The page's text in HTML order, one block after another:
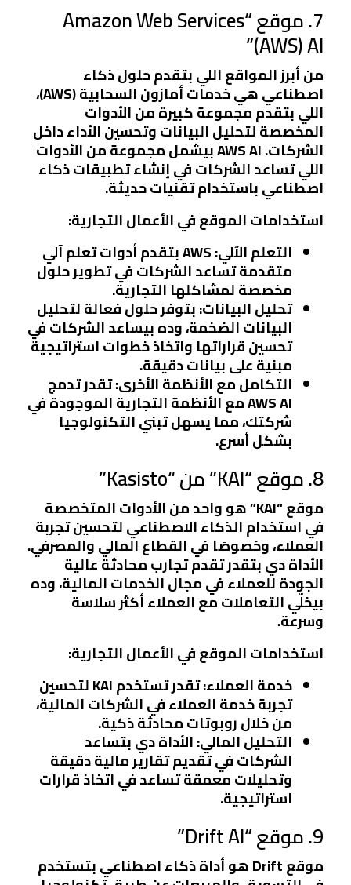
7. موقع “Amazon Web Services
(AWS) AI”
من أبرز المواقع اللي بتقدم حلول ذكاء
اصطناعي هي خدمات أمازون السحابية (AWS)،
اللي بتقدم مجموعة كبيرة من الأدوات
المخصصة لتحليل البيانات وتحسين الأداء داخل
الشركات. AWS AI بيشمل مجموعة من الأدوات
اللي تساعد الشركات في إنشاء تطبيقات ذكاء
اصطناعي باستخدام تقنيات حديثة.
استخدامات الموقع في الأعمال التجارية:
التعلم الآلي:
AWS بتقدم أدوات تعلم آلي
متقدمة تساعد الشركات في تطوير حلول
مخصصة لمشاكلها التجارية.
تحليل البيانات:بتوفر حلول فعالة لتحليل
البيانات الضخمة، وده بيساعد الشركات في
تحسين قراراتها واتخاذ خطوات استراتيجية
مبنية على بيانات دقيقة.
التكامل مع الأنظمة الأخرى:تقدر تدمج
AWS AI مع الأنظمة التجارية الموجودة في
شركتك، مما يسهل تبني التكنولوجيا
بشكل أسرع.
8. موقع “KAI” من “Kasisto”
موقع “KAI” هو واحد من الأدوات المتخصصة
في استخدام الذكاء الاصطناعي لتحسين تجربة
العملاء، وخصوصًا في القطاع المالي والمصرفي.
الأداة دي بتقدر تقدم تجارب محادثة عالية
الجودة للعملاء في مجال الخدمات المالية، وده
بيخلّي التعاملات مع العملاء أكثر سلاسة
وسرعة.
استخدامات الموقع في الأعمال التجارية:
خدمة العملاء:
تقدر تستخدم KAI لتحسين
تجربة خدمة العملاء في الشركات المالية،
من خلال روبوتات محادثة ذكية.
التحليل المالي:الأداة دي بتساعد
الشركات في تقديم تقارير مالية دقيقة
وتحليلات معمقة تساعد في اتخاذ قرارات
استراتيجية.
9. موقع “Drift AI”
موقع Drift هو أداة ذكاء اصطناعي بتستخدم